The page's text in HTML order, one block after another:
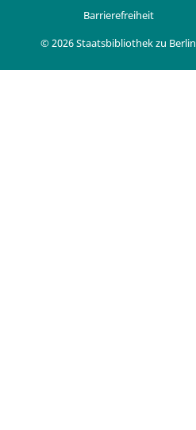
Barrierefreiheit
© 2026 Staatsbibliothek zu Berlin